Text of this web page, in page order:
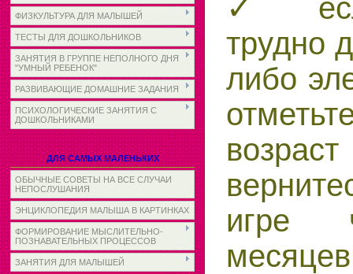
ФИЗКУЛЬТУРА ДЛЯ МАЛЫШЕЙ
ТЕСТЫ ДЛЯ ДОШКОЛЬНИКОВ
ЗАНЯТИЯ В ГРУППЕ НЕПОЛНОГО ДНЯ
"УМНЫЙ РЕБЕНОК"
РАЗВИВАЮЩИЕ ДОМАШНИЕ ЗАДАНИЯ
ПСИХОЛОГИЧЕСКИЕ ЗАНЯТИЯ С
ДОШКОЛЬНИКАМИ
ДЛЯ САМЫХ МАЛЕНЬКИХ
ОБЫЧНЫЕ СОВЕТЫ НА ВСЕ СЛУЧАИ
НЕПОСЛУШАНИЯ
ЭНЦИКЛОПЕДИЯ МАЛЫША В КАРТИНКАХ
ФОРМИРОВАНИЕ МЫСЛИТЕЛЬНО-
ПОЗНАВАТЕЛЬНЫХ ПРОЦЕССОВ
ЗАНЯТИЯ ДЛЯ МАЛЫШЕЙ
✓
трудно
либо
игре